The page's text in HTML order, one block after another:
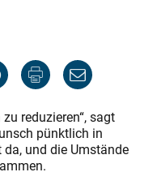
reduzieren“, sagt
pünktlich in
und die Umstände